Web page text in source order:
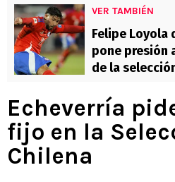
VER TAMBIÉN
Felipe Loyola
pone presión
de la
Echeverría
fijo en la
Chilena